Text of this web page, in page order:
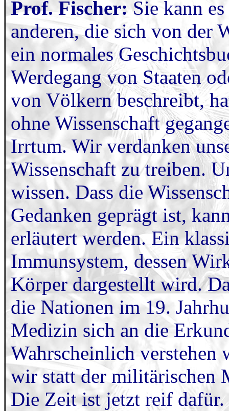
Prof. Fischer:Sie kann
anderen, die sich von der
ein normales
Werdegang von Staaten
von Völkern beschreibt,
ohne Wissenschaft
Irrtum. Wir verdanken
Wissenschaft zu treiben.
wissen. Dass die
Gedanken geprägt ist,
erläutert werden. Ein
Immunsystem, dessen
Körper dargestellt wird.
die Nationen im 19.
Medizin sich an die
Wahrscheinlich verstehen
wir statt der militärischen
Die Zeit ist jetzt reif dafür.